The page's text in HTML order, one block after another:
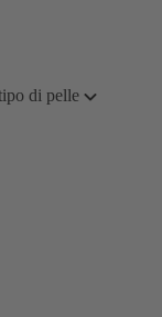
di pelle